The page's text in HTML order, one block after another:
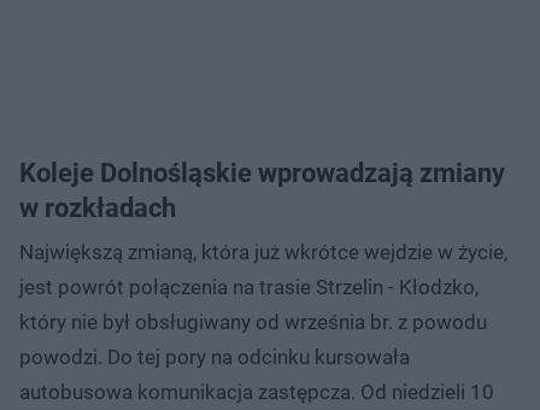
Koleje Dolnośląskie wprowadzają zmiany
w rozkładach
Największą zmianą, która już wkrótce wejdzie w życie,
jest powrót połączenia na trasie Strzelin - Kłodzko,
który nie był obsługiwany od września br. z powodu
powodzi. Do tej pory na odcinku kursowała
autobusowa komunikacja zastępcza. Od niedzieli 10